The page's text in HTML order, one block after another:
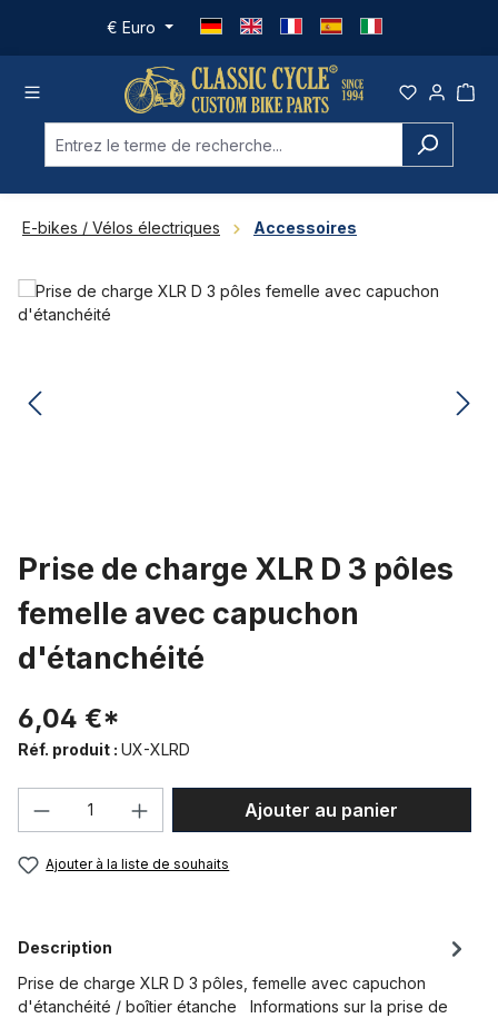
Passer au contenu principal
€ Euro
E-bikes / Vélos électriques Accessoires
Ignorer la galerie d'images
Prise de charge XLR D 3 pôles
femelle avec capuchon
d'étanchéité
6,04 €*
Réf. produit : UX-XLRD
Quantité de produit : Entrez la
Ajouter au panier
Ajouter à la liste de souhaits
Description
Prise de charge XLR D 3 pôles, femelle avec capuchon
d'étanchéité / boîtier étanche Informations sur la prise de